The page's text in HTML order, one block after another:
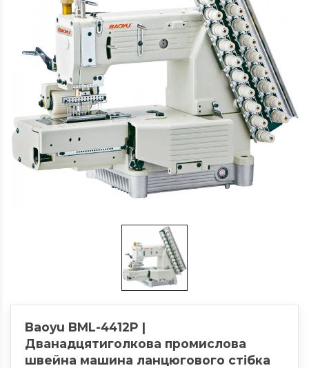
Baoyu BML-4412P |
Дванадцятиголкова промислова
швейна машина ланцюгового стібка